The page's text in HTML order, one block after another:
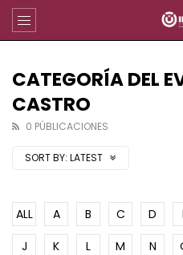
CATEGORÍA DEL
CASTRO
0 PÚBLICACIONES
SORT BY: LATEST
ALL A B C D
J
K L M N